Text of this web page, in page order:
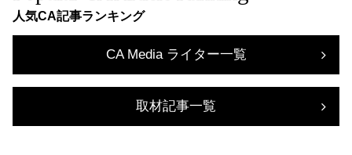
人気CA記事ランキング
CA Media ライター一覧
取材記事一覧